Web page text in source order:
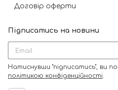
Договір оферти
Підписатись на новини
Натиснувши "підписатись", ви
політикою конфіденційності.